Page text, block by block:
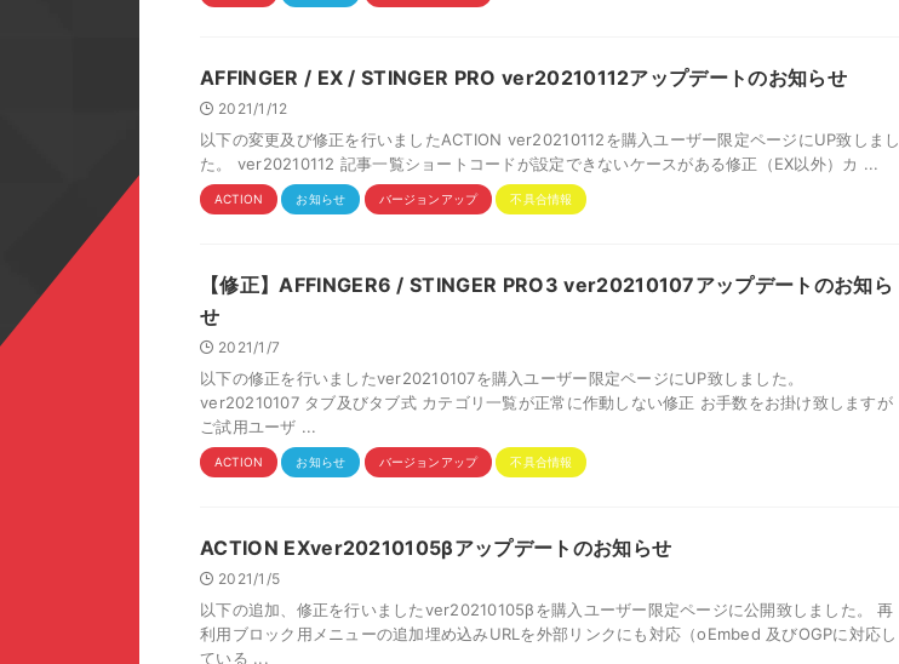
AFFINGER / EX / STINGER PRO ver20210112アップデートのお知らせ
2021/1/12
以下の変更及び修正を行いましたACTION ver20210112を購入ユーザー限定ページにUP致しまし
た。 ver20210112 記事一覧ショートコードが設定できないケースがある修正（EX以外）カ ...
ACTION お知らせ バージョンアップ 不具合情報
【修正】AFFINGER6 / STINGER PRO3 ver20210107アップデートのお知ら
せ
2021/1/7
以下の修正を行いましたver20210107を購入ユーザー限定ページにUP致しました。
ver20210107 タブ及びタブ式 カテゴリ一覧が正常に作動しない修正 お手数をお掛け致しますが
ご試用ユーザ ...
ACTION お知らせ バージョンアップ 不具合情報
ACTION EXver20210105βアップデートのお知らせ
2021/1/5
以下の追加、修正を行いましたver20210105βを購入ユーザー限定ページに公開致しました。 再
利用ブロック用メニューの追加埋め込みURLを外部リンクにも対応（oEmbed 及びOGPに対応し
ている ...